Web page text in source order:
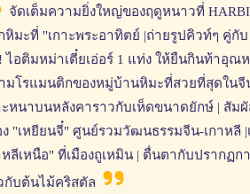
จัดเต็มความยิ่งใหญ่ของฤดูหนาวที่
หิมะที่ "เกาะพระอาทิตย์ |ถ่ายรูปคิวท์ๆ คู่
ไอติมหม่าเตี๋ยเอ่อร์ 1 แท่ง ให้ยืนกินท้าอุณ
มโรแมนติกของหมู่บ้านหิมะที่สวยที่สุดใน
ะหนาบนหลังคาราวกับเห็ดขนาดยักษ์ | สัม
ง "เหยียนจี๋" ศูนย์รวมวัฒนธรรมจีน-เกาห
หลีเหนือ" ที่เมืองถูเหมิน | ตื่นตากับปรากฏ
กับต้นไม้คริสตัล